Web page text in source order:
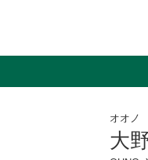
オオノ
大